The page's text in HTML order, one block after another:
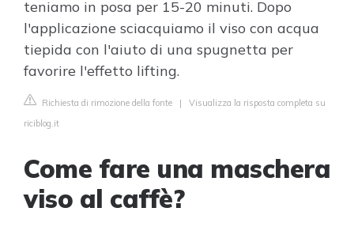
teniamo in posa per 15-20 minuti. Dopo
l'applicazione sciacquiamo il viso con acqua
tiepida con l'aiuto di una spugnetta per
favorire l'effetto lifting.
Richiesta di rimozione della fonte | Visualizza la risposta completa su
riciblog.it
Come fare una maschera
viso al caffè?